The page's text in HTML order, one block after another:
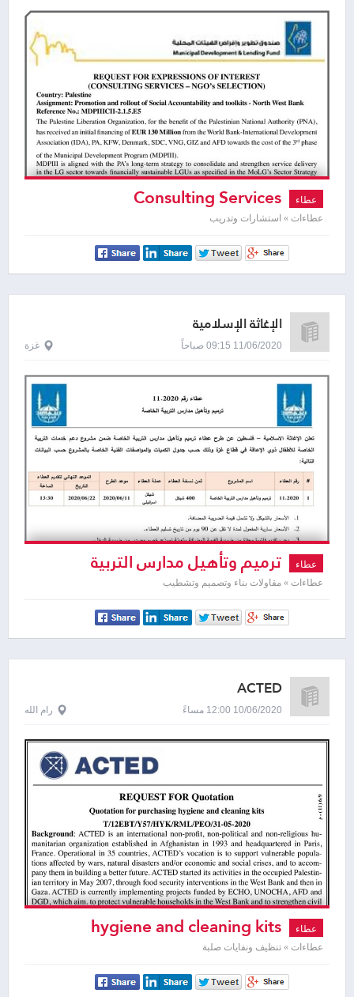
عطاء
عطاءات » استشارات وتدريب
الإغاثة الإسلامية
11/06/2020 09:15 صباحاً غزة
عطاء ترميم وتأهيل مدارس التربية
عطاءات » مقاولات بناء وتصميم وتشطيب
ACTED
10/06/2020 12:00 مساءً رام الله
عطاء
عطاءات » تنظيف ونفايات صلبة